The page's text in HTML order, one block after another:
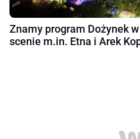
Znamy program Dożynek
scenie m.in. Etna i Arek